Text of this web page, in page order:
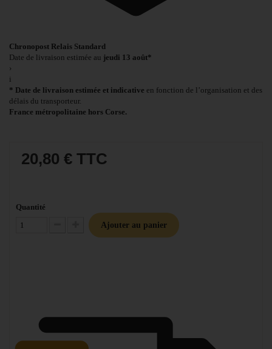
Chronopost Relais Standard
Date de livraison estimée au jeudi 13 août*
›
i
* Date de livraison estimée et indicative en fonction de l’organisation et des
délais du transporteur.
France métropolitaine hors Corse.
20,80 € TTC
Quantité
Diminuer la quantité
Augmenter la quantité
Ajouter au panier